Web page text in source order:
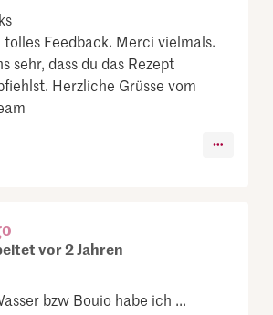
tolles Feedback. Merci vielmals.
sehr, dass du das Rezept
Herzliche Grüsse vom
vor 2 Jahren
bzw Bouio habe ich ...